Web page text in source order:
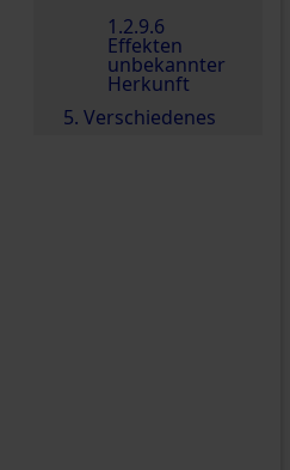
1.2.9.6
Effekten
unbekannter
Herkunft
5. Verschiedenes